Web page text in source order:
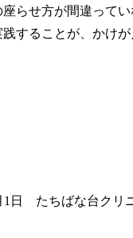
らせ方が間違って
することが、かけ
1日 たちばな台ク